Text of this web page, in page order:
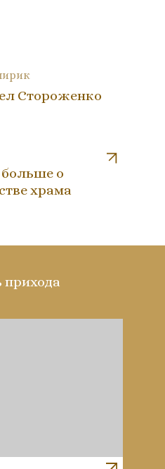
Стороженко
о
храма